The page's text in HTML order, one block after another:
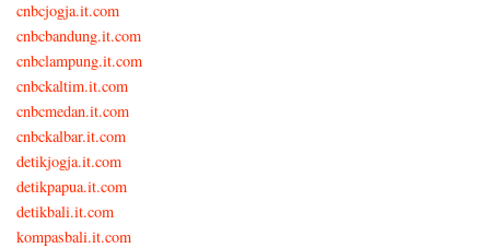
cnbcjogja.it.com
cnbcbandung.it.com
cnbclampung.it.com
cnbckaltim.it.com
cnbcmedan.it.com
cnbckalbar.it.com
detikjogja.it.com
detikpapua.it.com
detikbali.it.com
kompasbali.it.com